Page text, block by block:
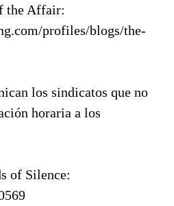
the Affair:
profiles/blogs/the-
los sindicatos que no
horaria a los
of Silence: